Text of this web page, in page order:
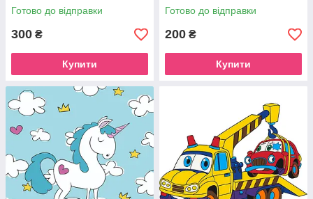
Готово до відправки
300 ₴
Купити
Готово до відправки
200 ₴
Купити